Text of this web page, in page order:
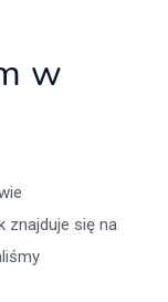
w
znajduje się na